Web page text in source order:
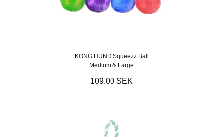
KONG HUND Squeezz Ball
Medium & Large
109.00 SEK